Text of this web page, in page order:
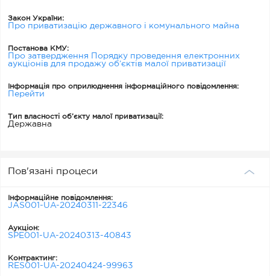
Закон України:
Про приватизацію державного і комунального майна
Постанова КМУ:
Про затвердження Порядку проведення електронних
аукціонів для продажу об’єктів малої приватизації
Інформація про оприлюднення інформаційного повідомлення:
Перейти
Тип власності об’єкту малої приватизації:
Державна
Пов'язані процеси
Інформаційне повідомлення:
JAS001-UA-20240311-22346
Аукціон:
SPE001-UA-20240313-40843
Контрактинг:
RES001-UA-20240424-99963